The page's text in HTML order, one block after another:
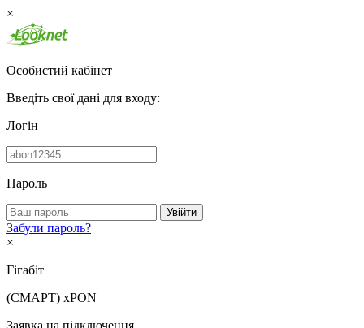
×
Особистий кабінет
Введіть свої дані для входу:
Логін
Пароль
Увійти
Забули пароль?
×
Гігабіт
(СМАРТ) xPON
Заявка на підключення